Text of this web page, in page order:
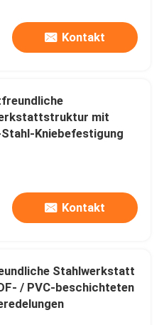
Kontakt
mit
Kniebefestigung
Kontakt
Stahlwerkstatt
/ PVC-beschichteten